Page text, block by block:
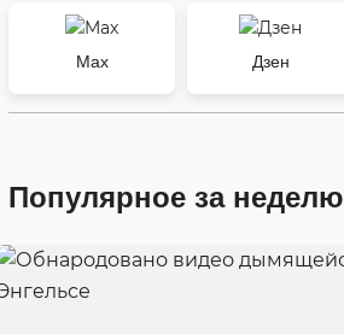
Max Дзен
Популярное за неделю